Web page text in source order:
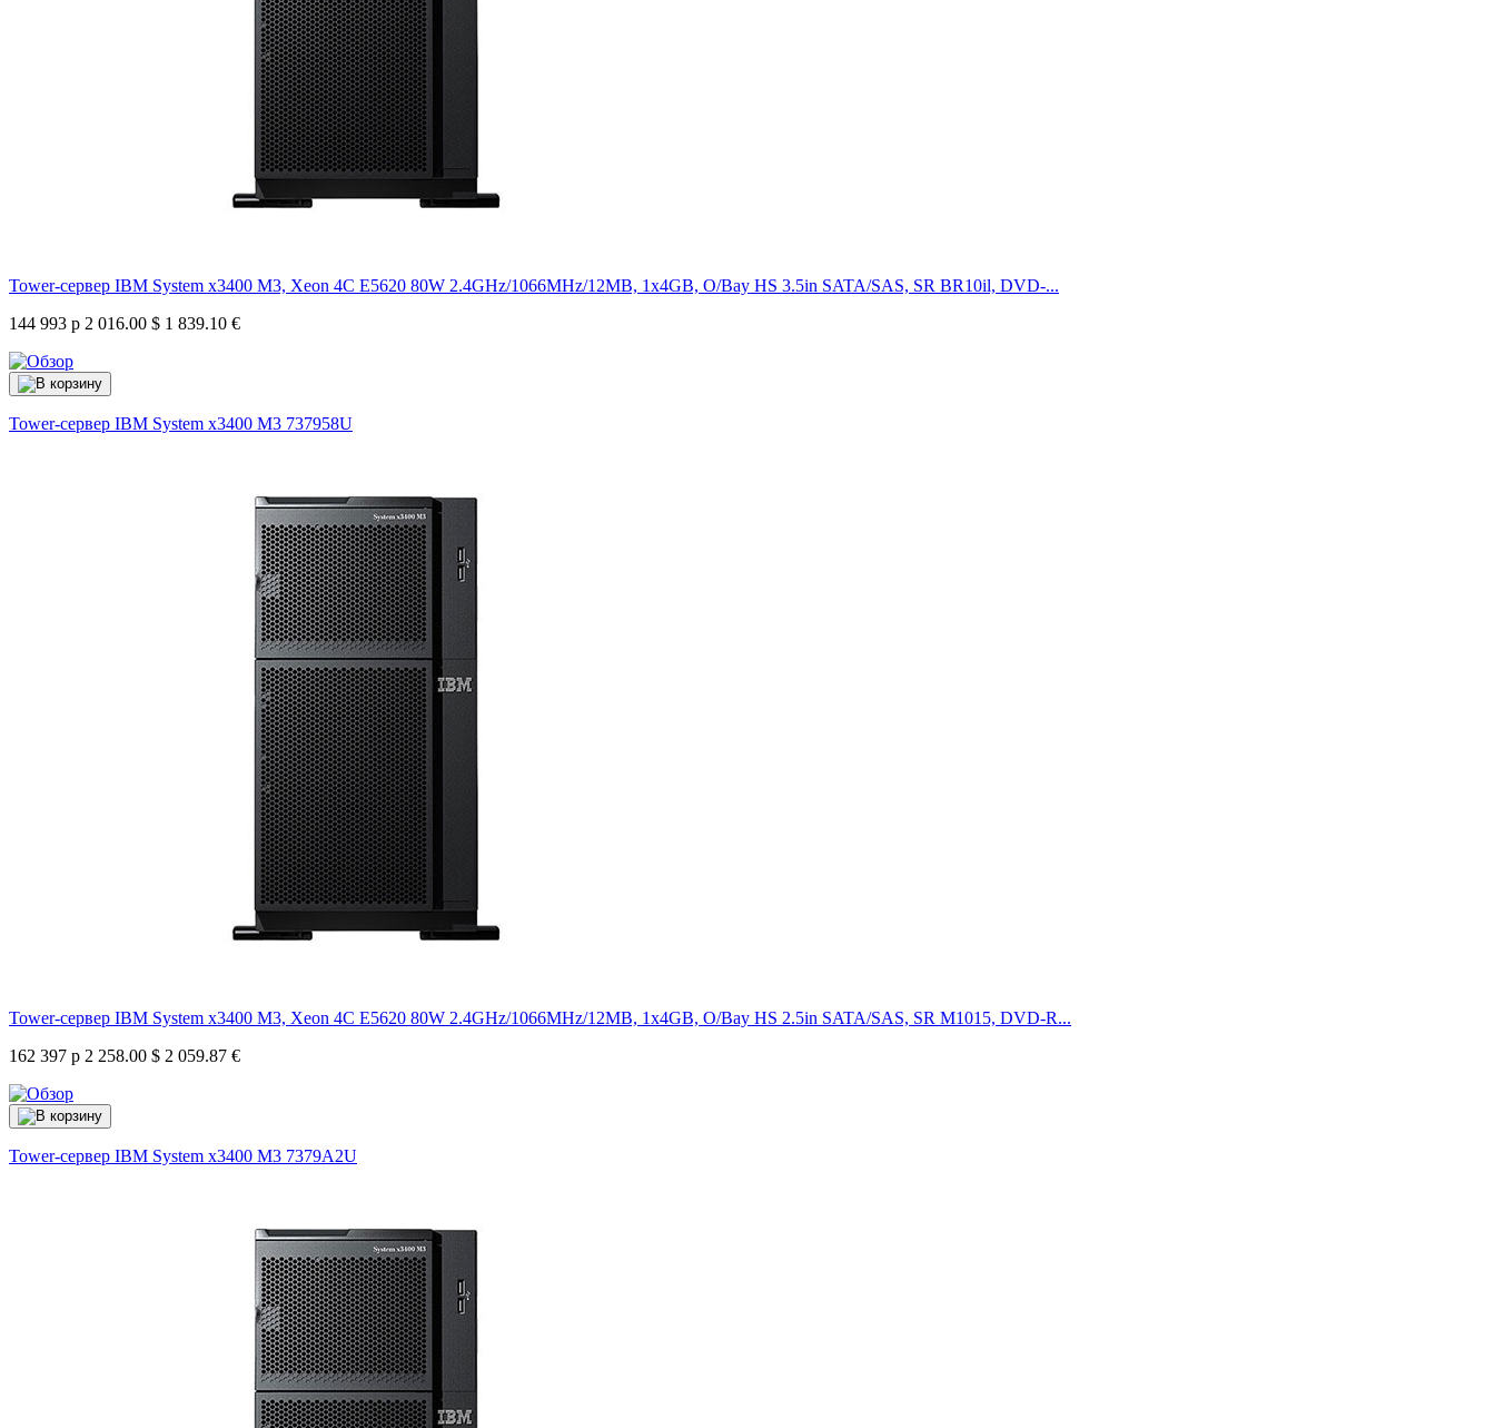
Tower-сервер IBM System x3400 M3, Xeon 4C E5620 80W 2.4GHz/1066MHz/12MB, 1x4GB, O/Bay HS 3.5in SATA/SAS, SR BR10il, DVD-...
144 993 р 2 016.00 $ 1 839.10 €
Tower-сервер IBM System x3400 M3 737958U
Tower-сервер IBM System x3400 M3, Xeon 4C E5620 80W 2.4GHz/1066MHz/12MB, 1x4GB, O/Bay HS 2.5in SATA/SAS, SR M1015, DVD-R...
162 397 р 2 258.00 $ 2 059.87 €
Tower-сервер IBM System x3400 M3 7379A2U